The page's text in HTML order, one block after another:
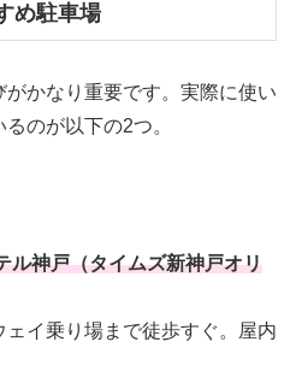
め駐車場
かなり重要です。実際に使い
のが以下の2つ。
神戸（タイムズ新神戸オリ
イ乗り場まで徒歩すぐ。屋内